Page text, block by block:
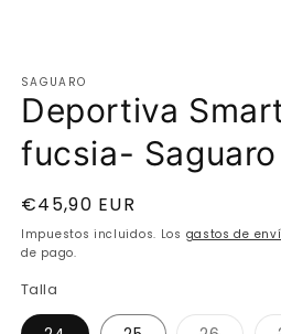
multimedia
1
en
ventana
modal
SAGUARO
Deportiva
fucsia- Saguaro
Precio
habitual
€45,90 EUR
Impuestos incluidos. Los gastos de
de pago.
Talla